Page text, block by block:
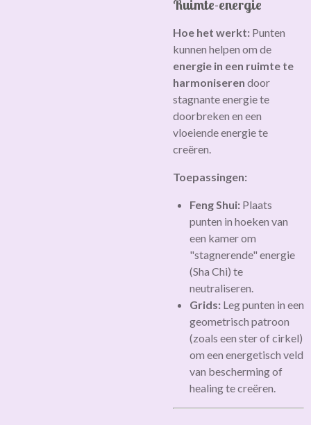
Ruimte-energie
Hoe het werkt: Punten
kunnen helpen om de
energie in een ruimte te
harmoniseren door
stagnante energie te
doorbreken en een
vloeiende energie te
creëren.
Toepassingen:
Feng Shui: Plaats
punten in hoeken van
een kamer om
"stagnerende" energie
(Sha Chi) te
neutraliseren.
Grids: Leg punten in een
geometrisch patroon
(zoals een ster of cirkel)
om een energetisch veld
van bescherming of
healing te creëren.